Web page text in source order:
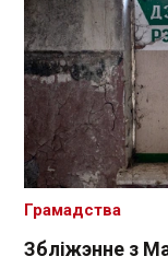
Збліжэнне з
Грамадства